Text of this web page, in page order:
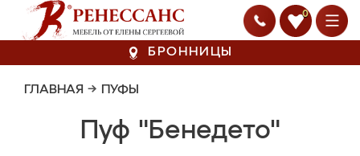
0
БРОННИЦЫ
ГЛАВНАЯ → ПУФЫ
Пуф "Бенедето"